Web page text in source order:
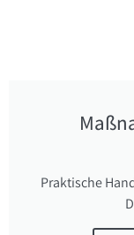
Praktische